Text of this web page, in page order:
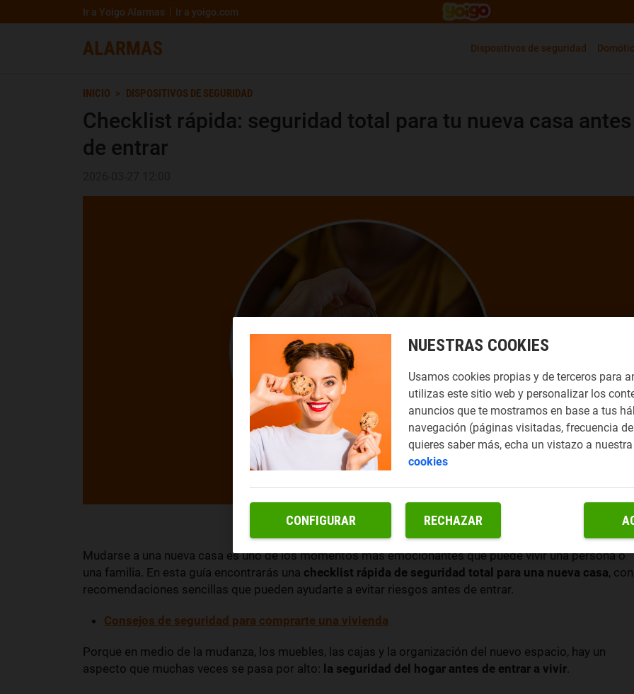
Ir a Yoigo Alarmas Ir a yoigo.com
Dispositivos de seguridad
INICIO DISPOSITIVOS DE SEGURIDAD
Checklist rápida: seguridad total para tu nueva casa antes
de entrar
Imagen de FujiCraft. Licencia de
Mudarse a una nueva casa es uno de los momentos más emocionantes que puede vivir una persona o
una familia. En esta guía encontrarás una checklist rápida de seguridad total para una nueva casa, con
recomendaciones sencillas que pueden ayudarte a evitar riesgos antes de entrar.
Consejos de seguridad para comprarte una vivienda
Porque en medio de la mudanza, los muebles, las cajas y la organización del nuevo espacio, hay un
aspecto que muchas veces se pasa por alto: la seguridad del hogar antes de entrar a vivir.
NUESTRAS COOKIES
Usamos cookies propias y de terceros para
utilizas este sitio web y personalizar los
anuncios que te mostramos en base a tus
navegación (páginas visitadas, frecuencia
quieres saber más, echa un vistazo a
cookies
CONFIGURAR RECHAZAR